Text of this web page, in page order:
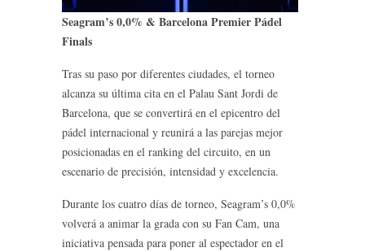
Seagram’s 0,0% & Barcelona Premier Pádel
Finals
Tras su paso por diferentes ciudades, el torneo
alcanza su última cita en el Palau Sant Jordi de
Barcelona, que se convertirá en el epicentro del
pádel internacional y reunirá a las parejas mejor
posicionadas en el ranking del circuito, en un
escenario de precisión, intensidad y excelencia.
Durante los cuatro días de torneo, Seagram’s 0,0%
volverá a animar la grada con su Fan Cam, una
iniciativa pensada para poner al espectador en el